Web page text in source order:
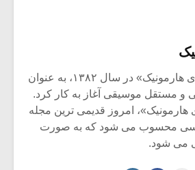
مجله آنلاین «گفتگوی هارمونیک» در سال ۱۳۸۲، به عنوان
و مستقل موسیقی آغاز به کار کرد.
امروز قدیمی ترین مجله
محسوب می شود که به صورت
می شود.